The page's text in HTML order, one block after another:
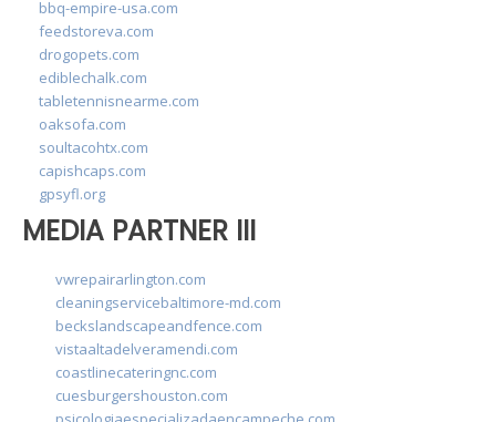
bbq-empire-usa.com
feedstoreva.com
drogopets.com
ediblechalk.com
tabletennisnearme.com
oaksofa.com
soultacohtx.com
capishcaps.com
gpsyfl.org
MEDIA PARTNER III
vwrepairarlington.com
cleaningservicebaltimore-md.com
beckslandscapeandfence.com
vistaaltadelveramendi.com
coastlinecateringnc.com
cuesburgershouston.com